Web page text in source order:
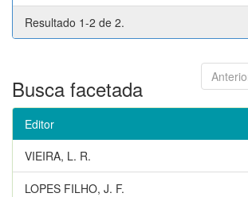
Resultado 1-2 de 2.
Busca facetada
Editor
VIEIRA, L. R.
LOPES FILHO, J. F.